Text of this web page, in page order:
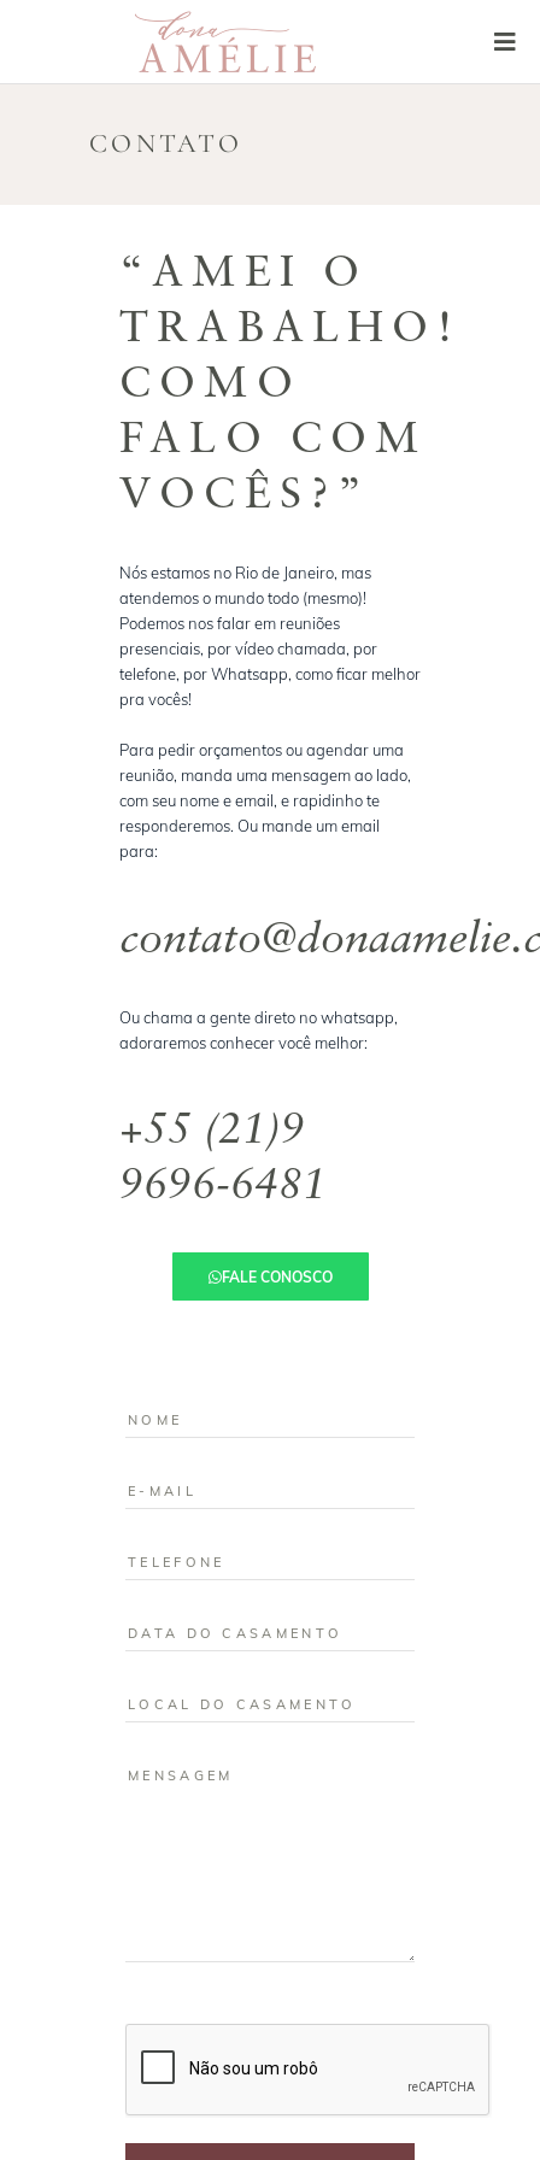
CONTATO
“AMEI O
TRABALHO!
COMO
FALO COM
VOCÊS?”​
Nós estamos no Rio de Janeiro, mas
atendemos o mundo todo (mesmo)!
Podemos nos falar em reuniões
presenciais, por vídeo chamada, por
telefone, por Whatsapp, como ficar melhor
pra vocês!
Para pedir orçamentos ou agendar uma
reunião, manda uma mensagem ao lado,
com seu nome e email, e rapidinho te
responderemos. Ou mande um email
para:
Ou chama a gente direto no whatsapp,
adoraremos conhecer você melhor:
+55 (21)9
9696-6481
FALE CONOSCO